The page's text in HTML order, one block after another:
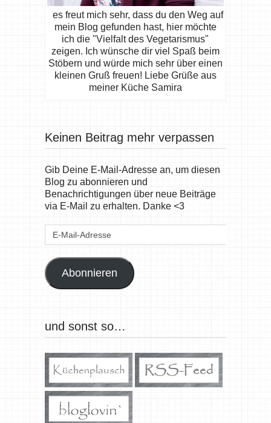
es freut mich sehr, dass du den Weg auf
mein Blog gefunden hast, hier möchte
ich die "Vielfalt des Vegetarismus"
zeigen. Ich wünsche dir viel Spaß beim
Stöbern und würde mich sehr über einen
kleinen Gruß freuen! Liebe Grüße aus
meiner Küche Samira
Keinen Beitrag mehr verpassen
Gib Deine E-Mail-Adresse an, um diesen
Blog zu abonnieren und
Benachrichtigungen über neue Beiträge
via E-Mail zu erhalten. Danke <3
E-
Abonnieren
und sonst so…